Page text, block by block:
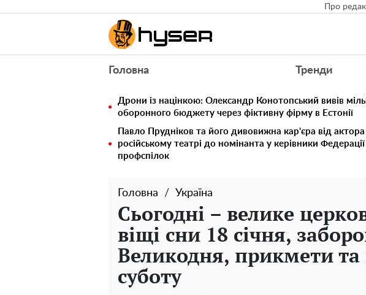
Про
Головна Тренди
Дрони із націнкою: Олександр Конотопський вивів
оборонного бюджету через фіктивну фірму в Естонії
Павло Прудніков та його дивовижна кар'єра від актора
російському театрі до номінанта у керівники Федерації
профспілок
Головна Україна
Сьогодні – велике
віщі сни 18 січня,
Великодня, прикмети та
суботу